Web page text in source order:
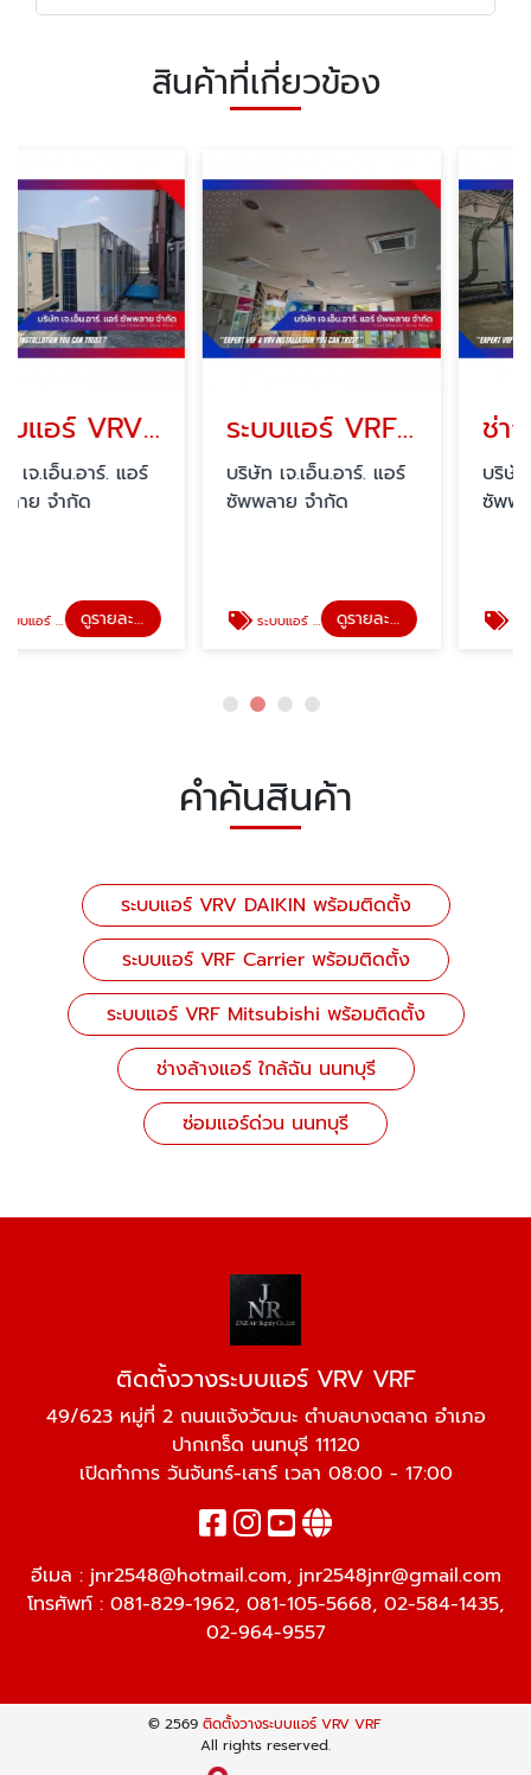
สินค้าที่เกี่ยวข้อง
ระบบแอร์ VRV DAIKIN พร้อมติดตั้ง
อร์
ดูรายละเอียด
ระบบแอร์ VRF Mitsubishi พร้อมติดตั้ง
บริษัท เจ.เอ็น.อาร์. แอร์
ซัพพลาย จำกัด
ระบบแอร์ VRF Mitsubishi พร้อมติดตั้ง ดูรายละเอียด
บริษัท เจ.เอ็น.อาร์. แ
ซัพพลาย จำกัด
ช่างล้างแอร์ ใกล้ฉัน นนทบุรี
คำค้นสินค้า
ระบบแอร์ VRV DAIKIN พร้อมติดตั้ง
ระบบแอร์ VRF Carrier พร้อมติดตั้ง
ระบบแอร์ VRF Mitsubishi พร้อมติดตั้ง
ช่างล้างแอร์ ใกล้ฉัน นนทบุรี
ซ่อมแอร์ด่วน นนทบุรี
ติดตั้งวางระบบแอร์ VRV VRF
49/623 หมู่ที่ 2 ถนนแจ้งวัฒนะ ตำบลบางตลาด อำเภอ
ปากเกร็ด นนทบุรี 11120
เปิดทำการ วันจันทร์-เสาร์ เวลา 08:00 - 17:00
อีเมล : jnr2548@hotmail.com, jnr2548jnr@gmail.com
โทรศัพท์ : 081-829-1962, 081-105-5668, 02-584-1435,
02-964-9557
© 2569ติดตั้งวางระบบแอร์ VRV VRF
All rights reserved.